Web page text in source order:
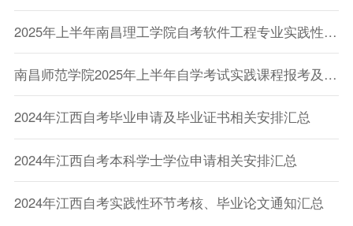
2025年上半年南昌理工学院自考软件工程专业实践性考核及毕业论文报考通知
南昌师范学院2025年上半年自学考试实践课程报考及论文报名的通知
2024年江西自考毕业申请及毕业证书相关安排汇总
2024年江西自考本科学士学位申请相关安排汇总
2024年江西自考实践性环节考核、毕业论文通知汇总